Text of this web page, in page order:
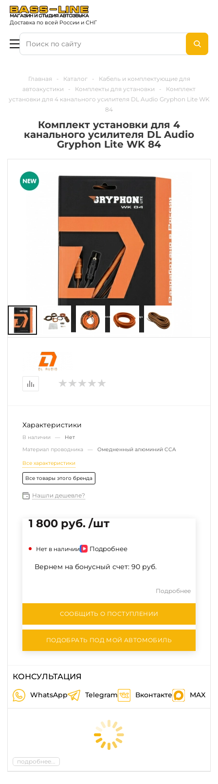
Доставка по всей России и СНГ
Главная - Каталог -
Кабель и комплектующие для
автоакустики
- Комплекты для установки -
Комплект
установки для 4 канального усилителя DL Audio Gryphon Lite WK
84
Комплект установки для 4
канального усилителя DL Audio
Gryphon Lite WK 84
Характеристики
В наличии — Нет
Материал проводника — Омедненный алюминий CCA
Все характеристики
Все товары этого бренда
Нашли дешевле?
1 800 руб. /шт
Нет в наличии Подробнее
Вернем на бонусный счет: 90 руб.
Подробнее
СООБЩИТЬ О ПОСТУПЛЕНИИ
ПОДОБРАТЬ ПОД МОЙ АВТОМОБИЛЬ
КОНСУЛЬТАЦИЯ
WhatsApp Telegram Вконтакте MAX
подробнее...